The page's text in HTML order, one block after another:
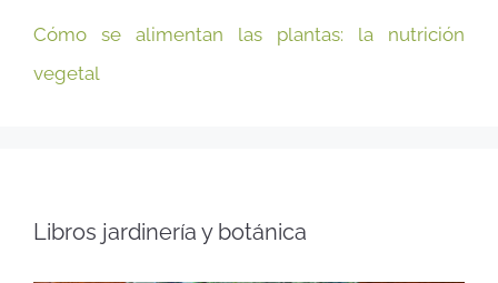
Cómo se alimentan las plantas: la nutrición
vegetal
Libros jardinería y botánica